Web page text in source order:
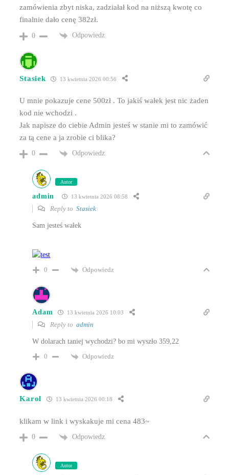
zamówienia zbyt niska, zadziałał kod na niższą kwotę co
finalnie dało cenę 382zł.
0 Odpowiedz
Stasiek 13 kwietnia 2026 00:56
U mnie pokazuje cene 500zł . To jakiś wałek jest nic żaden
kod nie wchodzi .
Jak napisze do ciebie Admin jesteś w stanie mi to zamówić
za tą cene a ja zrobie ci blika?
0 Odpowiedz
Autor
admin 13 kwietnia 2026 08:58
Reply toStasiek
Sam jesteś wałek
0 Odpowiedz
Adam 13 kwietnia 2026 10:03
Reply toadmin
W dolarach taniej wychodzi? bo mi wyszło 359,22
0
Odpowiedz
Karol 13 kwietnia 2026 00:18
klikam w link i wyskakuje mi cena 483~
0 Odpowiedz
Autor